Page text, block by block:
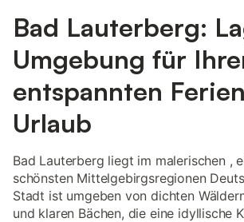
Bad Lauterberg:
Umgebung für
entspannten
Urlaub
Bad Lauterberg liegt im malerischen ,
schönsten Mittelgebirgsregionen
Stadt ist umgeben von dichten
und klaren Bächen, die eine idyllische